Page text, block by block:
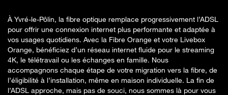
À Yvré-le-Pôlin, la fibre optique remplace progressivement l’ADSL
pour offrir une connexion internet plus performante et adaptée à
vos usages quotidiens. Avec la Fibre Orange et votre Livebox
Orange, bénéficiez d’un réseau internet fluide pour le streaming
4K, le télétravail ou les échanges en famille. Nous
accompagnons chaque étape de votre migration vers la fibre, de
l’éligibilité à l’installation, même en maison individuelle. La fin de
l’ADSL approche, mais pas de souci, nous sommes là pour vous